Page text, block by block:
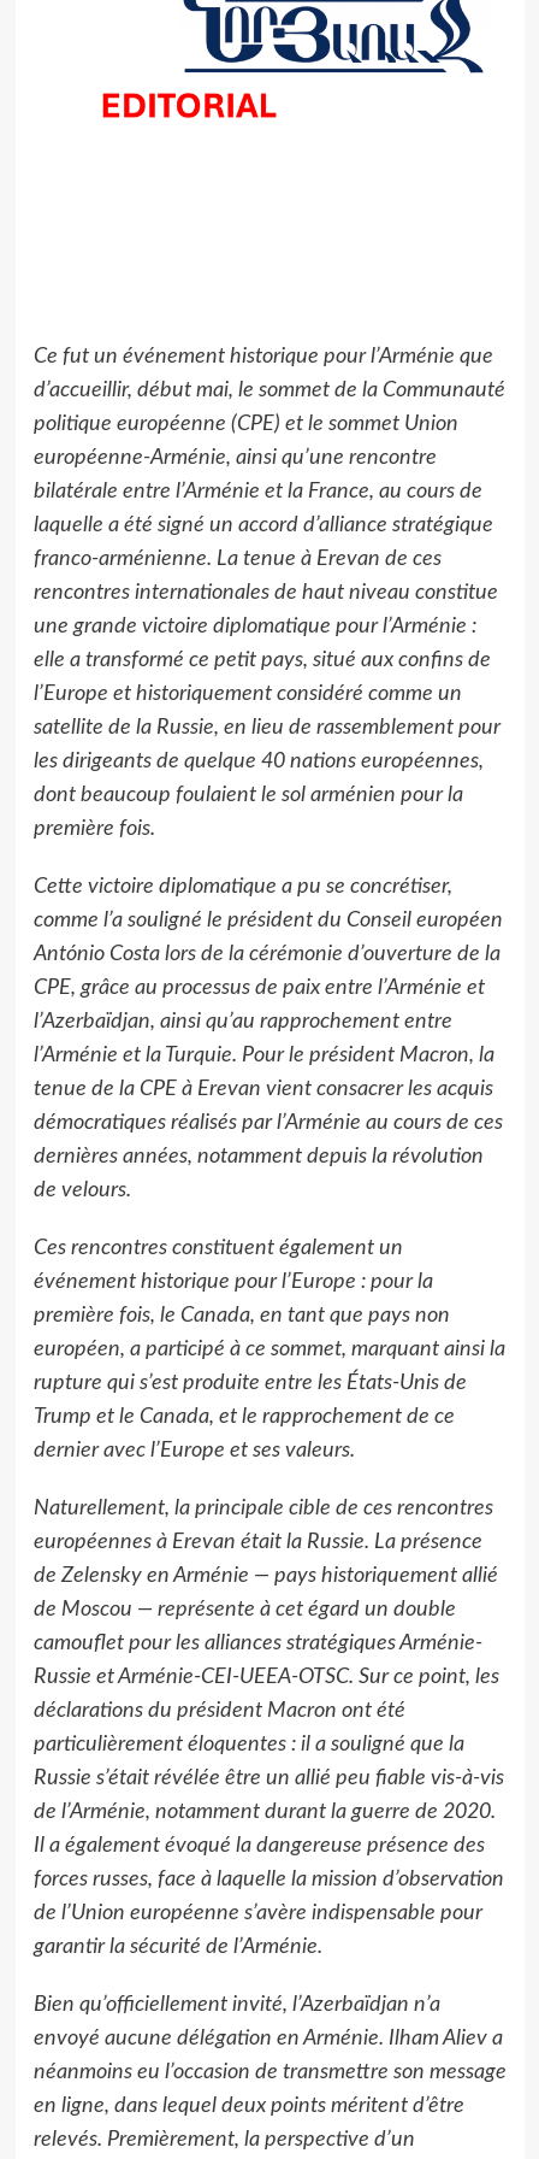
Ce fut un événement historique pour l’Arménie que
d’accueillir, début mai, le sommet de la Communauté
politique européenne (CPE) et le sommet Union
européenne-Arménie, ainsi qu’une rencontre
bilatérale entre l’Arménie et la France, au cours de
laquelle a été signé un accord d’alliance stratégique
franco-arménienne. La tenue à Erevan de ces
rencontres internationales de haut niveau constitue
une grande victoire diplomatique pour l’Arménie :
elle a transformé ce petit pays, situé aux confins de
l’Europe et historiquement considéré comme un
satellite de la Russie, en lieu de rassemblement pour
les dirigeants de quelque 40 nations européennes,
dont beaucoup foulaient le sol arménien pour la
première fois.
Cette victoire diplomatique a pu se concrétiser,
comme l’a souligné le président du Conseil européen
António Costa lors de la cérémonie d’ouverture de la
CPE, grâce au processus de paix entre l’Arménie et
l’Azerbaïdjan, ainsi qu’au rapprochement entre
l’Arménie et la Turquie. Pour le président Macron, la
tenue de la CPE à Erevan vient consacrer les acquis
démocratiques réalisés par l’Arménie au cours de ces
dernières années, notamment depuis la révolution
de velours.
Ces rencontres constituent également un
événement historique pour l’Europe : pour la
première fois, le Canada, en tant que pays non
européen, a participé à ce sommet, marquant ainsi la
rupture qui s’est produite entre les États-Unis de
Trump et le Canada, et le rapprochement de ce
dernier avec l’Europe et ses valeurs.
Naturellement, la principale cible de ces rencontres
européennes à Erevan était la Russie. La présence
de Zelensky en Arménie — pays historiquement allié
de Moscou — représente à cet égard un double
camouflet pour les alliances stratégiques Arménie-
Russie et Arménie-CEI-UEEA-OTSC. Sur ce point, les
déclarations du président Macron ont été
particulièrement éloquentes : il a souligné que la
Russie s’était révélée être un allié peu fiable vis-à-vis
de l’Arménie, notamment durant la guerre de 2020.
Il a également évoqué la dangereuse présence des
forces russes, face à laquelle la mission d’observation
de l’Union européenne s’avère indispensable pour
garantir la sécurité de l’Arménie.
Bien qu’officiellement invité, l’Azerbaïdjan n’a
envoyé aucune délégation en Arménie. Ilham Aliev a
néanmoins eu l’occasion de transmettre son message
en ligne, dans lequel deux points méritent d’être
relevés. Premièrement, la perspective d’un